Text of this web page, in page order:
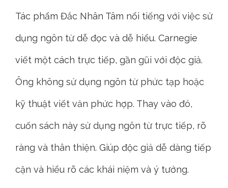
tiếp để đạt được sự thành công trong cả
Nhân Tâm
Tác phẩm Đắc Nhân Tâm nổi tiếng với việc sử
dụng ngôn từ dễ đọc và dễ hiểu. Carnegie
viết một cách trực tiếp, gần gũi với độc giả.
Ông không sử dụng ngôn từ phức tạp hoặc
kỹ thuật viết văn phức hợp. Thay vào đó,